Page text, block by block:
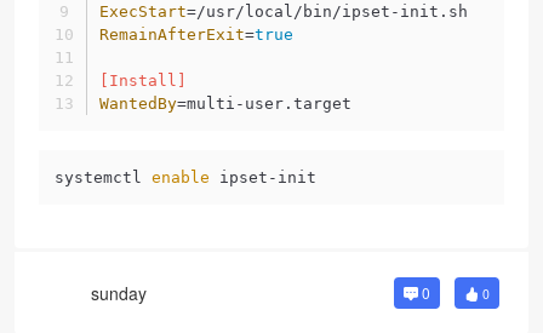
ExecStart=/usr/local/bin/ipset-init.sh
RemainAfterExit=true
[Install]
WantedBy=multi-user.target
systemctl enable ipset-init
sunday 0 0